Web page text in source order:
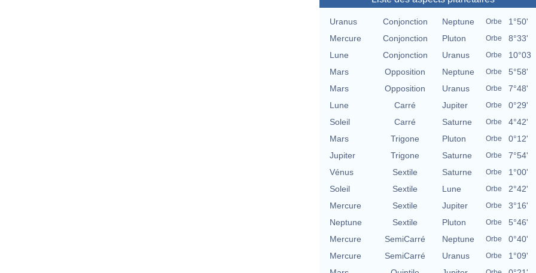
Uranus Conjonction Neptune Orbe
1°50'
Mercure
Conjonction Pluton Orbe
8°33'
Lune
Conjonction Uranus Orbe
10°03
Mars
Opposition Neptune Orbe
5°58'
Mars
Opposition Uranus Orbe
7°48'
Lune
Carré Jupiter Orbe
0°29'
Soleil
Carré Saturne Orbe
4°42'
Mars
Trigone Pluton Orbe
0°12'
Jupiter
Trigone Saturne Orbe
7°54'
Vénus
Sextile Saturne Orbe
1°00'
Soleil
Sextile Lune Orbe
2°42'
Mercure
Sextile Jupiter Orbe
3°16'
Neptune
Sextile Pluton Orbe
5°46'
Mercure
SemiCarré Neptune Orbe
0°40'
Mercure
SemiCarré Uranus Orbe
1°09'